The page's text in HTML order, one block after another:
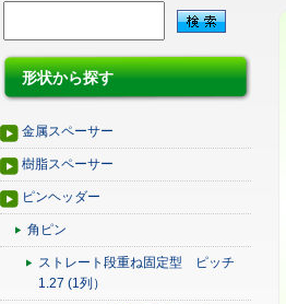
形状から探す
金属スペーサー
樹脂スペーサー
ピンヘッダー
角ピン
ストレート段重ね固定型 ピッチ
1.27 (1列）